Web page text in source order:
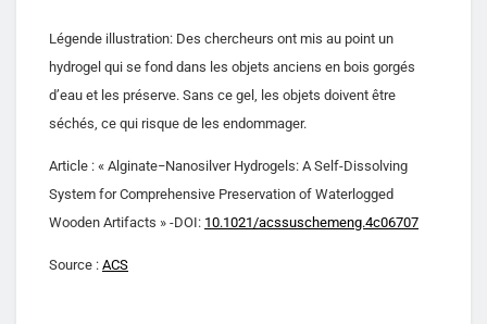
Légende illustration: Des chercheurs ont mis au point un
hydrogel qui se fond dans les objets anciens en bois gorgés
d’eau et les préserve. Sans ce gel, les objets doivent être
séchés, ce qui risque de les endommager.
Article : « Alginate−Nanosilver Hydrogels: A Self-Dissolving
System for Comprehensive Preservation of Waterlogged
Wooden Artifacts » -DOI: 10.1021/acssuschemeng.4c06707
Source : ACS